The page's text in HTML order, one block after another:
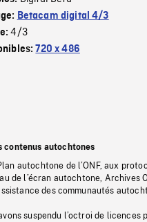
Betacam digital 4/3
4/3
720 x 486
contenus autochtones
autochtone de l’ONF, aux
de l’écran autochtone, Archives
des communautés
suspendu l’octroi de